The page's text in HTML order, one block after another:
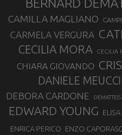
BERNARD
CAMILLA MAGLIANO
CARMELA VERGURA
CECILIA MORA CECILIA
CHIARA GIOVANDO
DANIELE MEUCCI
DEBORA CARDONE DEMATTEIS
EDWARD YOUNG
ENRICA PERICO ENZO